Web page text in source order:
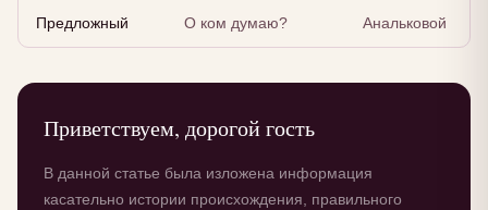
Предложный О ком думаю? Анальковой
Приветствуем, дорогой гость
В данной статье была изложена информация
касательно истории происхождения, правильного